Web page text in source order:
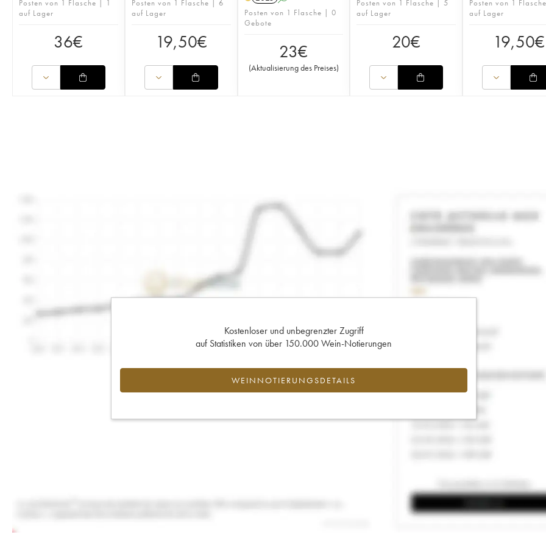
Posten von 1 Flasche | 1
auf Lager
36€
Posten von 1 Flasche | 6
auf Lager
19,50€
Posten von 1 Flasche | 0
Gebote
23€
(Aktualisierung des Preises)
Posten von 1 Flasche | 5
auf Lager
20€
Posten von 1
auf Lager
19,50€
Kostenloser und unbegrenzter Zugriff
auf Statistiken von über 150.000 Wein-Notierungen
WEINNOTIERUNGSDETAILS